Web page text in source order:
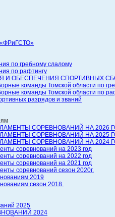
по гребному слалому
по рафтингу
И ОБЕСПЕЧЕНИЯ СПОРТИВНЫХ
команды Томской области по
команды Томской области по
разрядов и званий
СОРЕВНОВАНИЙ НА 2026
СОРЕВНОВАНИЙ НА 2025
СОРЕВНОВАНИЙ НА 2024
соревнований на 2023 год
соревнований на 2022 год
соревнований на 2021 год
соревнований сезон 2020г.
2019
сезон 2018.
2025
2024